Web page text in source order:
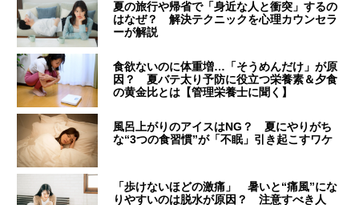
夏の旅行や帰省で「身近な人と衝突」するの
はなぜ？ 解決テクニックを心理カウンセラ
ーが解説
食欲ないのに体重増…「そうめんだけ」が原
因？ 夏バテ太り予防に役立つ栄養素＆夕食
の黄金比とは【管理栄養士に聞く】
風呂上がりのアイスはNG？ 夏にやりがち
な“3つの食習慣”が「不眠」引き起こすワケ
「歩けないほどの激痛」 暑いと“痛風”にな
りやすいのは脱水が原因？ 注意すべき人